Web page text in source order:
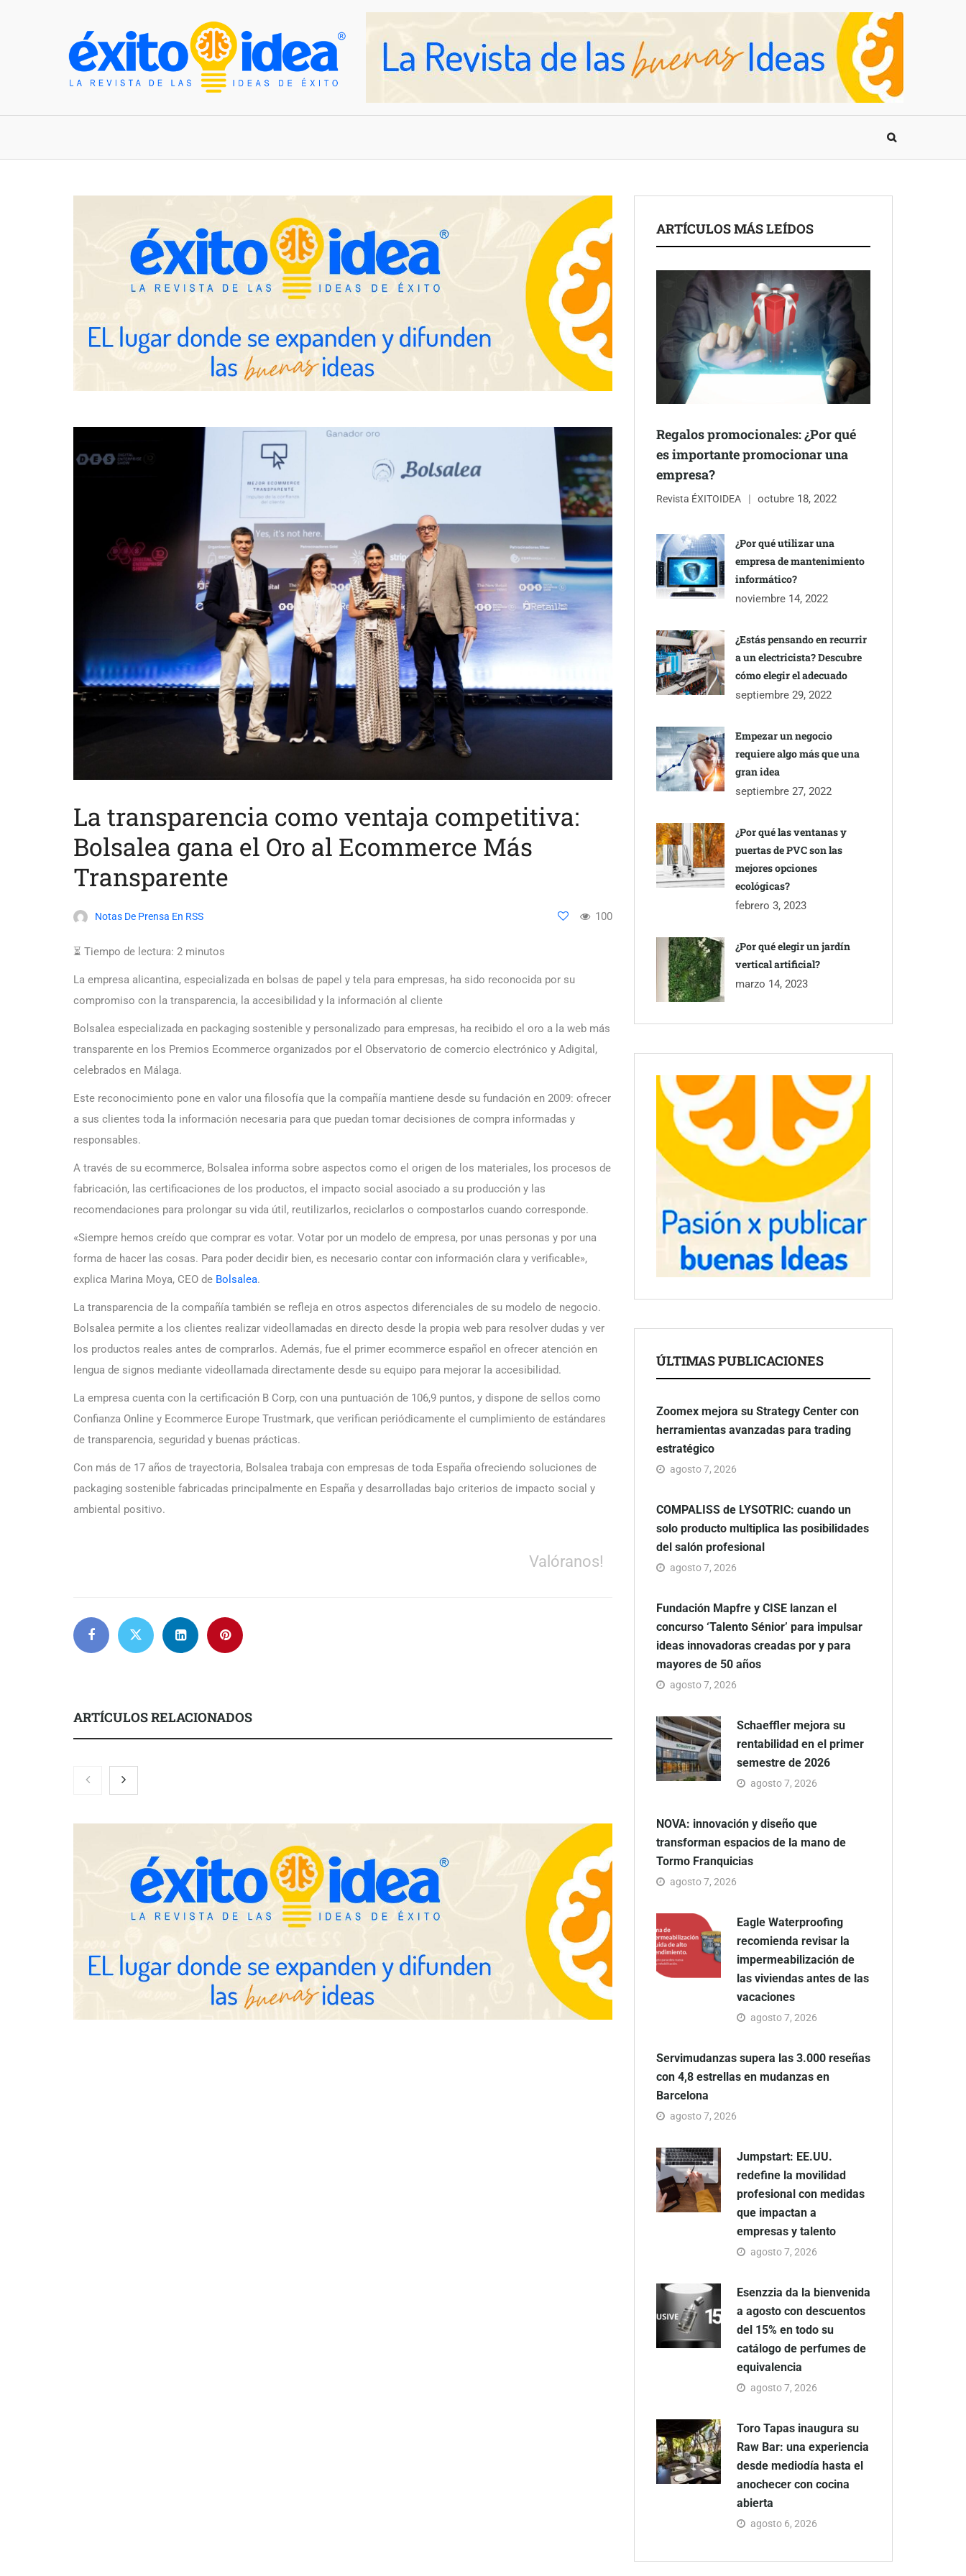
La transparencia como ventaja competitiva:
Bolsalea gana el Oro al Ecommerce Más
Transparente
Notas De Prensa En RSS 100
⏳ Tiempo de lectura: 2 minutos
La empresa alicantina, especializada en bolsas de papel y tela para empresas, ha sido reconocida por su
compromiso con la transparencia, la accesibilidad y la información al cliente
Bolsalea especializada en packaging sostenible y personalizado para empresas, ha recibido el oro a la web más
transparente en los Premios Ecommerce organizados por el Observatorio de comercio electrónico y Adigital,
celebrados en Málaga.
Este reconocimiento pone en valor una filosofía que la compañía mantiene desde su fundación en 2009: ofrecer
a sus clientes toda la información necesaria para que puedan tomar decisiones de compra informadas y
responsables.
A través de su ecommerce, Bolsalea informa sobre aspectos como el origen de los materiales, los procesos de
fabricación, las certificaciones de los productos, el impacto social asociado a su producción y las
recomendaciones para prolongar su vida útil, reutilizarlos, reciclarlos o compostarlos cuando corresponde.
«Siempre hemos creído que comprar es votar. Votar por un modelo de empresa, por unas personas y por una
forma de hacer las cosas. Para poder decidir bien, es necesario contar con información clara y verificable»,
explica Marina Moya, CEO de Bolsalea.
La transparencia de la compañía también se refleja en otros aspectos diferenciales de su modelo de negocio.
Bolsalea permite a los clientes realizar videollamadas en directo desde la propia web para resolver dudas y ver
los productos reales antes de comprarlos. Además, fue el primer ecommerce español en ofrecer atención en
lengua de signos mediante videollamada directamente desde su equipo para mejorar la accesibilidad.
La empresa cuenta con la certificación B Corp, con una puntuación de 106,9 puntos, y dispone de sellos como
Confianza Online y Ecommerce Europe Trustmark, que verifican periódicamente el cumplimiento de estándares
de transparencia, seguridad y buenas prácticas.
Con más de 17 años de trayectoria, Bolsalea trabaja con empresas de toda España ofreciendo soluciones de
packaging sostenible fabricadas principalmente en España y desarrolladas bajo criterios de impacto social y
ambiental positivo.
Valóranos!
ARTÍCULOS RELACIONADOS
Zoomex mejora su Strategy Center
con herramientas avanzadas para
creadas por y para mayores de 50
Schaeffler mejora su rentabilidad
NOVA: innovación y diseño que
transforman espacios de la mano
de Tormo Franquicias
Eagle Waterproofing recomienda
revisar la impermeabilización de
ARTÍCULOS MÁS LEÍDOS
Regalos promocionales: ¿Por qué
es importante promocionar una
empresa?
Revista ÉXITOIDEA octubre 18, 2022
¿Por qué utilizar una
empresa de mantenimiento
informático?
noviembre 14, 2022
¿Estás pensando en recurrir
a un electricista? Descubre
cómo elegir el adecuado
septiembre 29, 2022
Empezar un negocio
requiere algo más que una
gran idea
septiembre 27, 2022
¿Por qué las ventanas y
puertas de PVC son las
mejores opciones
ecológicas?
febrero 3, 2023
¿Por qué elegir un jardín
vertical artificial?
marzo 14, 2023
ÚLTIMAS PUBLICACIONES
Zoomex mejora su Strategy Center con
herramientas avanzadas para trading
estratégico
agosto 7, 2026
COMPALISS de LYSOTRIC: cuando un
solo producto multiplica las posibilidades
del salón profesional
agosto 7, 2026
Fundación Mapfre y CISE lanzan el
concurso ‘Talento Sénior’ para impulsar
ideas innovadoras creadas por y para
mayores de 50 años
agosto 7, 2026
Schaeffler mejora su
rentabilidad en el primer
semestre de 2026
agosto 7, 2026
NOVA: innovación y diseño que
transforman espacios de la mano de
Tormo Franquicias
agosto 7, 2026
Eagle Waterproofing
recomienda revisar la
impermeabilización de
las viviendas antes de las
vacaciones
agosto 7, 2026
Servimudanzas supera las 3.000 reseñas
con 4,8 estrellas en mudanzas en
Barcelona
agosto 7, 2026
Jumpstart: EE.UU.
redefine la movilidad
profesional con medidas
que impactan a
empresas y talento
agosto 7, 2026
Esenzzia da la bienvenida
a agosto con descuentos
del 15% en todo su
catálogo de perfumes de
equivalencia
agosto 7, 2026
Toro Tapas inaugura su
Raw Bar: una experiencia
desde mediodía hasta el
anochecer con cocina
abierta
agosto 6, 2026